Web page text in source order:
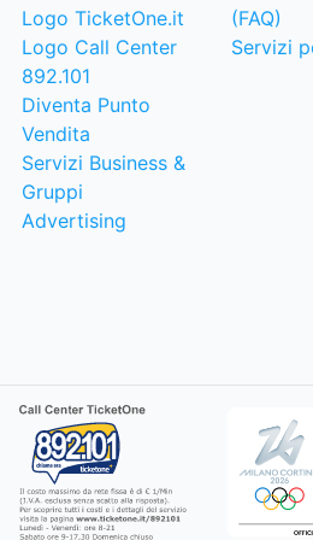
Logo TicketOne.it
Logo Call Center
892.101
Diventa Punto
Vendita
Servizi Business &
Gruppi
Advertising
(FAQ)
Servizi